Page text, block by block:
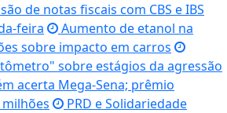
de notas fiscais com CBS e IBS
feira
Aumento de etanol na
sobre impacto em carros
sobre estágios da agressão
acerta Mega-Sena; prêmio
PRD e Solidariedade